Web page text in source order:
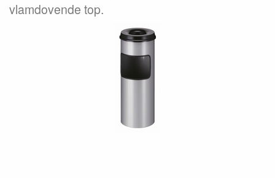
vlamdovende top.